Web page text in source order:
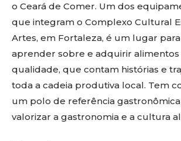
o Ceará de Comer. Um dos
que integram o Complexo Cultural
Artes, em Fortaleza, é um lugar
aprender sobre e adquirir alimentos
qualidade, que contam histórias e
toda a cadeia produtiva local. Tem
um polo de referência
valorizar a gastronomia e a cultura